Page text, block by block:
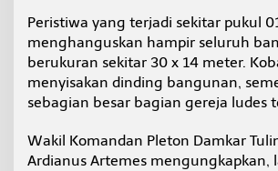
n
t
o
o
s
p
Peristiwa yang terjadi sekitar pukul
menghanguskan hampir seluruh
berukuran sekitar 30 x 14 meter.
menyisakan dinding bangunan,
sebagian besar bagian gereja ludes
Wakil Komandan Pleton Damkar
Ardianus Artemes mengungkapkan,